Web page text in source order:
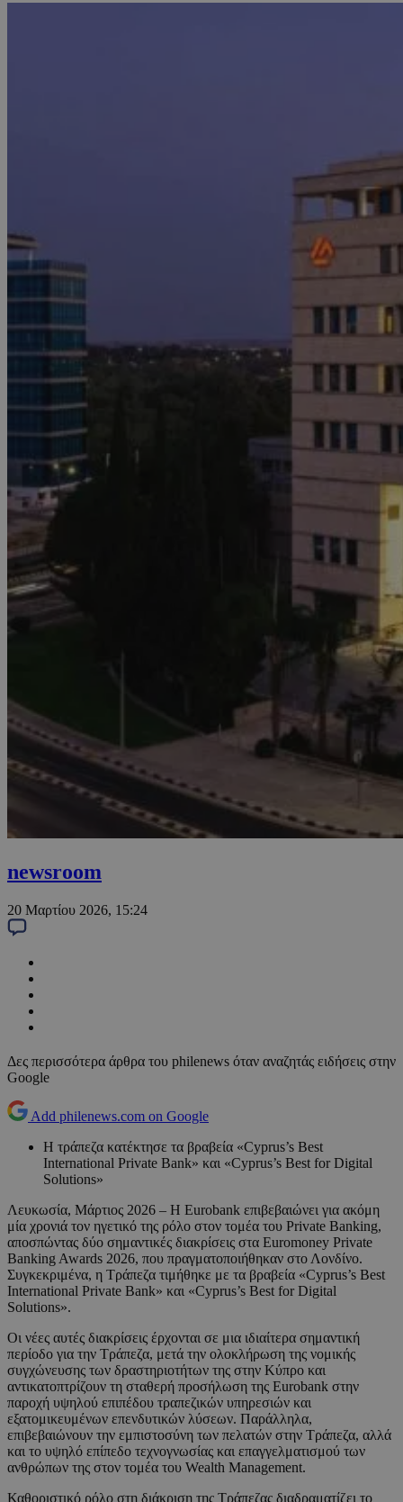
newsroom
20 Μαρτίου 2026, 15:24
Δες περισσότερα άρθρα του philenews όταν αναζητάς ειδήσεις στην
Google
Add philenews.com on Google
Η τράπεζα κατέκτησε τα βραβεία «Cyprus’s Best
International Private Bank» και «Cyprus’s Best for Digital
Solutions»
Λευκωσία, Μάρτιος 2026 – Η Eurobank επιβεβαιώνει για ακόμη
μία χρονιά τον ηγετικό της ρόλο στον τομέα του Private Banking,
αποσπώντας δύο σημαντικές διακρίσεις στα Euromoney Private
Banking Awards 2026, που πραγματοποιήθηκαν στο Λονδίνο.
Συγκεκριμένα, η Τράπεζα τιμήθηκε με τα βραβεία «Cyprus’s Best
International Private Bank» και «Cyprus’s Best for Digital
Solutions».
Οι νέες αυτές διακρίσεις έρχονται σε μια ιδιαίτερα σημαντική
περίοδο για την Τράπεζα, μετά την ολοκλήρωση της νομικής
συγχώνευσης των δραστηριοτήτων της στην Κύπρο και
αντικατοπτρίζουν τη σταθερή προσήλωση της Eurobank στην
παροχή υψηλού επιπέδου τραπεζικών υπηρεσιών και
εξατομικευμένων επενδυτικών λύσεων. Παράλληλα,
επιβεβαιώνουν την εμπιστοσύνη των πελατών στην Τράπεζα, αλλά
και το υψηλό επίπεδο τεχνογνωσίας και επαγγελματισμού των
ανθρώπων της στον τομέα του Wealth Management.
Καθοριστικό ρόλο στη διάκριση της Τράπεζας διαδραματίζει το